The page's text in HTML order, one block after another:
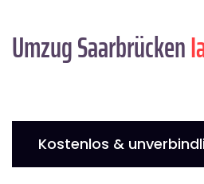
Umzug Saarbrücken
Kostenlos &